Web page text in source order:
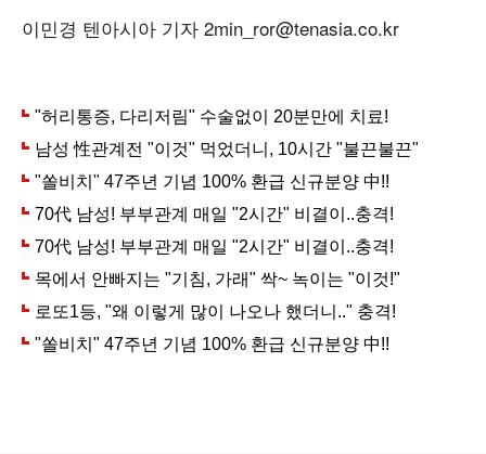
이민경 텐아시아 기자 2min_ror@tenasia.co.kr